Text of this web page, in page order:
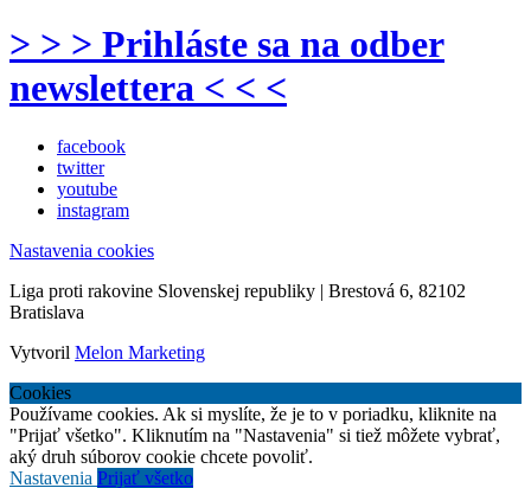
> > > Prihláste sa na odber
newslettera < < <
facebook
twitter
youtube
instagram
Nastavenia cookies
Liga proti rakovine Slovenskej republiky | Brestová 6, 82102
Bratislava
Vytvoril Melon Marketing
Cookies
Používame cookies. Ak si myslíte, že je to v poriadku, kliknite na
"Prijať všetko". Kliknutím na "Nastavenia" si tiež môžete vybrať,
aký druh súborov cookie chcete povoliť.
Nastavenia Prijať všetko